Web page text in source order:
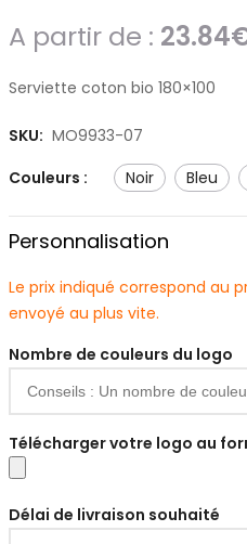
A partir de : 23.84
Serviette coton bio 180×100
SKU: MO9933-07
Couleurs :
noir bleu
Personnalisation
Le prix indiqué correspond au
envoyé au plus vite.
Nombre de couleurs du logo
Télécharger votre logo au
Délai de livraison souhaité